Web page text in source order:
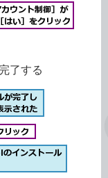
了する